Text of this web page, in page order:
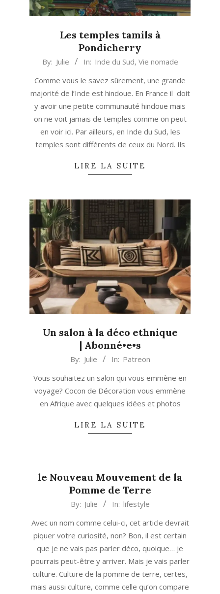
Les temples tamils à
Pondicherry
2016-
25
By: Julie In: Inde du Sud, Vie nomade
Comme vous le savez sûrement, une grande
majorité de l’Inde est hindoue. En France il doit
y avoir une petite communauté hindoue mais
on ne voit jamais de temples comme on peut
en voir ici. Par ailleurs, en Inde du Sud, les
temples sont différents de ceux du Nord. Ils
LIRE LA SUITE
Un salon à la déco ethnique
| Abonné•e•s
14
By: Julie In: Patreon
Vous souhaitez un salon qui vous emmène en
voyage? Cocon de Décoration vous emmène
en Afrique avec quelques idées et photos
LIRE LA SUITE
le Nouveau Mouvement de la
Pomme de Terre
24
By: Julie In: lifestyle
Avec un nom comme celui-ci, cet article devrait
piquer votre curiosité, non? Bon, il est certain
que je ne vais pas parler déco, quoique… je
pourrais peut-être y arriver. Mais je vais parler
culture. Culture de la pomme de terre, certes,
mais aussi culture, comme celle qu’on compare